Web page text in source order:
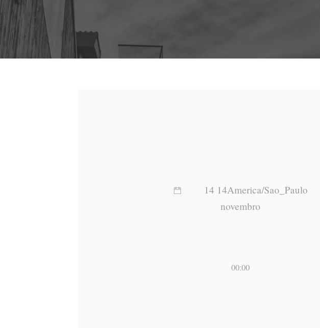
14 14America/Sao_Paulo
novembro
00:00